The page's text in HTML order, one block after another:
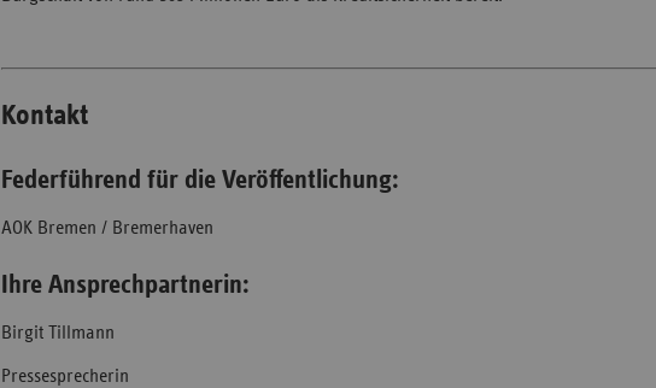
Kontakt
Federführend für die Veröffentlichung:
AOK Bremen / Bremerhaven
Ihre Ansprechpartnerin:
Birgit Tillmann
Pressesprecherin